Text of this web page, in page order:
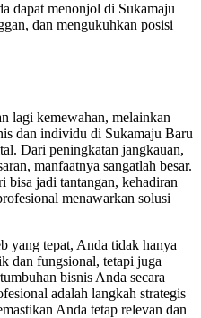
dapat menonjol di Sukamaju
dan mengukuhkan posisi
lagi kemewahan, melainkan
dan individu di Sukamaju Baru
Dari peningkatan jangkauan,
manfaatnya sangatlah besar.
bisa jadi tantangan, kehadiran
menawarkan solusi
yang tepat, Anda tidak hanya
dan fungsional, tetapi juga
bisnis Anda secara
adalah langkah strategis
Anda tetap relevan dan